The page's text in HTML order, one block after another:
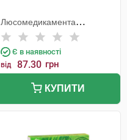
Люсомедикамента
Сосьєдаде Текніка
Фармацеутика
Є в наявності
від 87.30 грн
КУПИТИ